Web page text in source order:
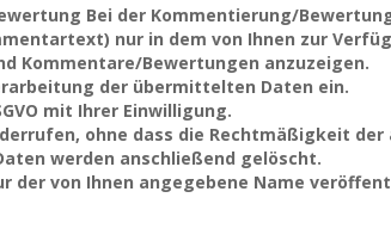
Bei der Kommentierung/
nur in dem von Ihnen zur
Kommentare/Bewertungen anzuzeigen.
der übermittelten Daten ein.
mit Ihrer Einwilligung.
ohne dass die Rechtmäßigkeit
werden anschließend gelöscht.
der von Ihnen angegebene Name